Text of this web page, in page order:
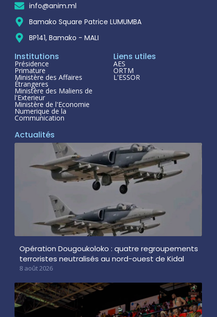
info@anim.ml
Bamako Square Patrice LUMUMBA
BP141, Bamako - MALI
Institutions
Présidence
Primature
Ministère des Affaires
Étrangeres
Ministère des Maliens de
l'Exterieur
Ministère de l'Economie
Numerique de la
Communication
Liens utiles
AES
ORTM
L'ESSOR
Actualités
Opération Dougoukoloko : quatre regroupements
terroristes neutralisés au nord-ouest de Kidal
8 août 2026